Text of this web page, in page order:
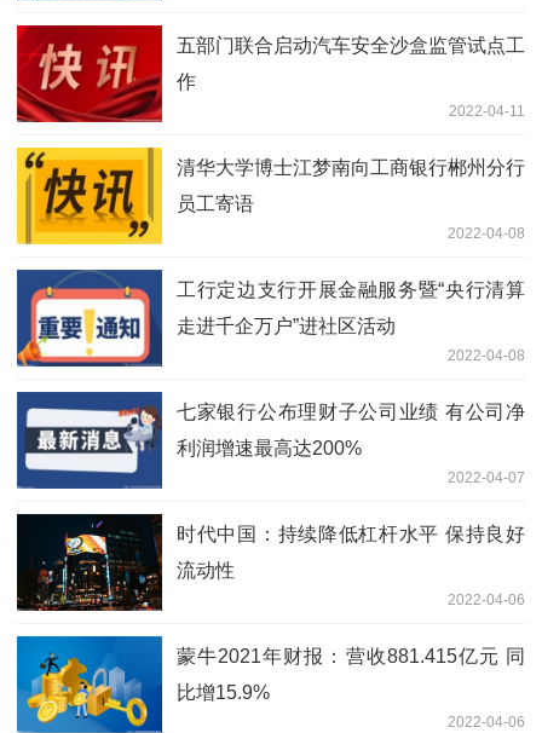
五部门联合启动汽车安全沙盒监管试点工
作
2022-04-11
清华大学博士江梦南向工商银行郴州分行
员工寄语
2022-04-08
工行定边支行开展金融服务暨“央行清算
走进千企万户”进社区活动
2022-04-08
七家银行公布理财子公司业绩 有公司净
利润增速最高达200%
2022-04-07
时代中国：持续降低杠杆水平 保持良好
流动性
2022-04-06
蒙牛2021年财报：营收881.415亿元 同
比增15.9%
2022-04-06